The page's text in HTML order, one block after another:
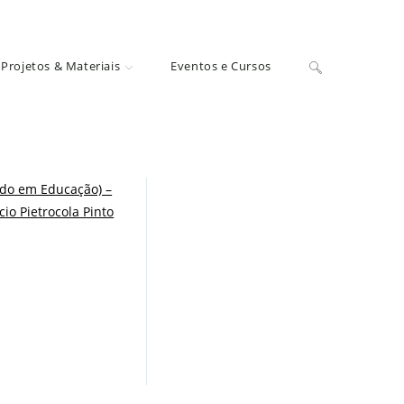
Projetos & Materiais Eventos e Cursos
em Educação) –
Pietrocola Pinto